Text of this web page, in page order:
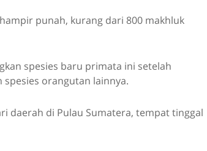
punah, kurang dari 800 makhluk
spesies baru primata ini setelah
orangutan lainnya.
daerah di Pulau Sumatera, tempat tinggal